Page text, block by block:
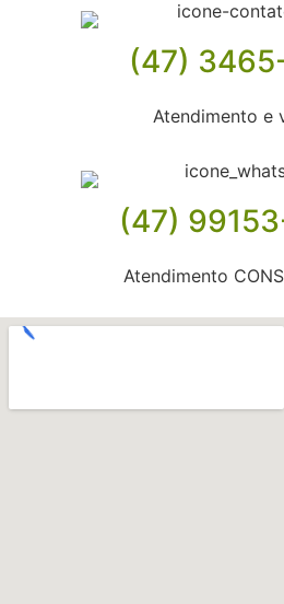
(47)
Atendimento e
(47)
Atendimento